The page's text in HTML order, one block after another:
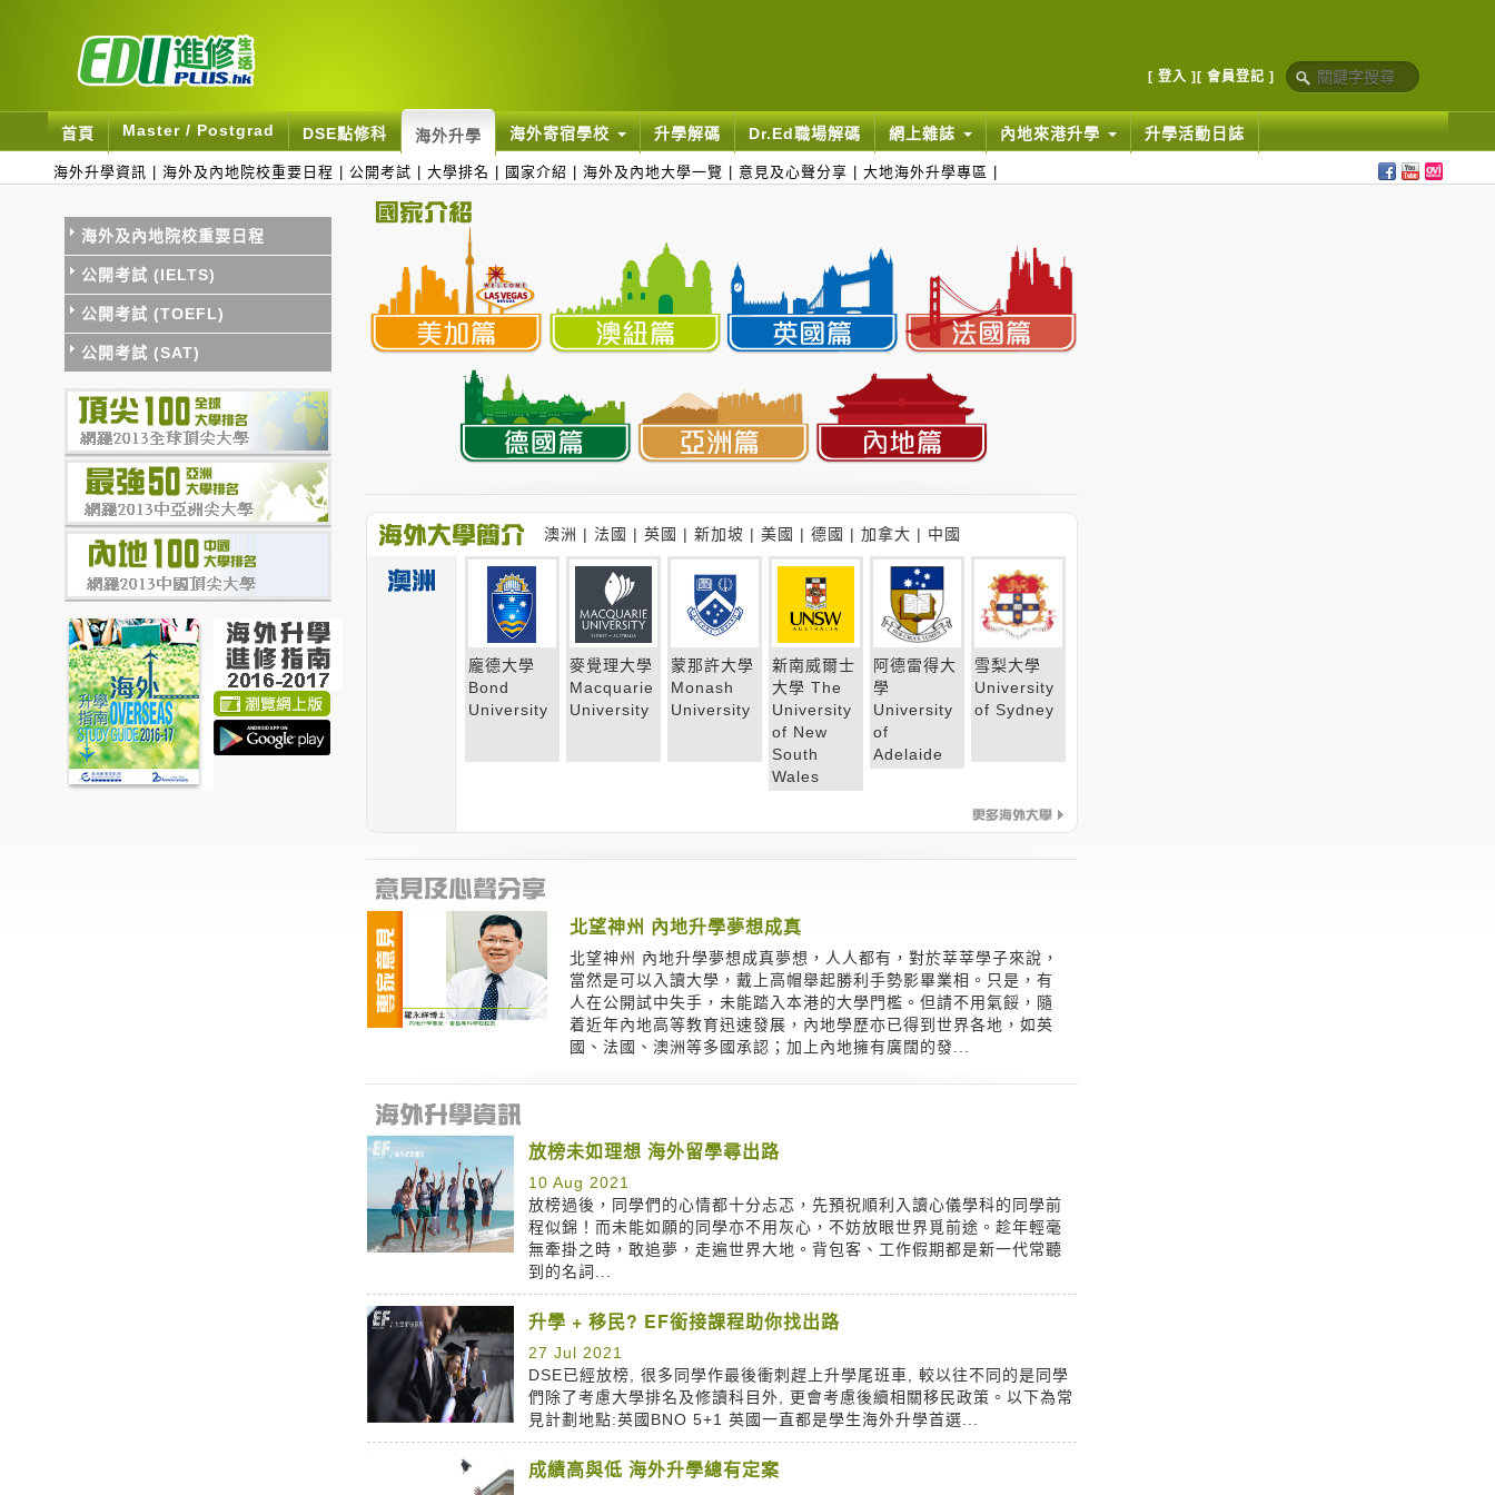
[ 登入 ] [ 會員登記 ]
首頁 Master / Postgrad DSE點修科 海外升學 海外寄宿學校 升學解碼 Dr.Ed職場解碼 網上雜誌 內地來港升學 升學活動日誌
海外升學資訊 海外及內地院校重要日程 公開考試 大學排名 國家介紹 海外及內地大學一覽 意見及心聲分享 大地海外升學專區
海外及內地院校重要日程
公開考試 (IELTS)
公開考試 (TOEFL)
公開考試 (SAT)
澳洲 | 法國 | 英國 | 新加坡 | 美國 | 德國 | 加拿大 | 中國
龐德大學
Bond
University
麥覺理大學
Macquarie
University
蒙那許大學
Monash
University
新南威爾士
大學 The
University
of New
South
Wales
阿德雷得大
學
University
of
Adelaide
雪梨大學
University
of Sydney
北望神州 內地升學夢想成真
北望神州 內地升學夢想成真夢想，人人都有，對於莘莘學子來說，
當然是可以入讀大學，戴上高帽舉起勝利手勢影畢業相。只是，有
人在公開試中失手，未能踏入本港的大學門檻。但請不用氣餒，隨
着近年內地高等教育迅速發展，內地學歷亦已得到世界各地，如英
國、法國、澳洲等多國承認；加上內地擁有廣闊的發...
放榜未如理想 海外留學尋出路
10 Aug 2021
放榜過後，同學們的心情都十分忐忑，先預祝順利入讀心儀學科的同學前
程似錦！而未能如願的同學亦不用灰心，不妨放眼世界覓前途。趁年輕毫
無牽掛之時，敢追夢，走遍世界大地。背包客、工作假期都是新一代常聽
到的名詞...
升學 + 移民? EF銜接課程助你找出路
27 Jul 2021
DSE已經放榜, 很多同學作最後衝刺趕上升學尾班車, 較以往不同的是同學
們除了考慮大學排名及修讀科目外, 更會考慮後續相關移民政策。以下為常
見計劃地點:英國BNO 5+1 英國一直都是學生海外升學首選...
成績高與低 海外升學總有定案